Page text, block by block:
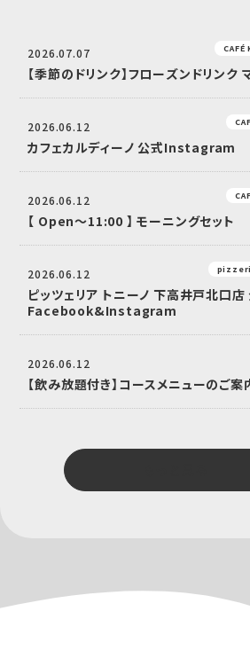
2026.07.07 CAFÉ
【季節のドリンク】フローズンドリンク
2026.06.12
カフェカルディーノ 公式Instagram
2026.06.12
【 Open〜11:00 】 モーニングセット
2026.06.12
ピッツェリア トニーノ 下高井戸北口店
Facebook&Instagram
2026.06.12
【飲み放題付き】コースメニューのご案